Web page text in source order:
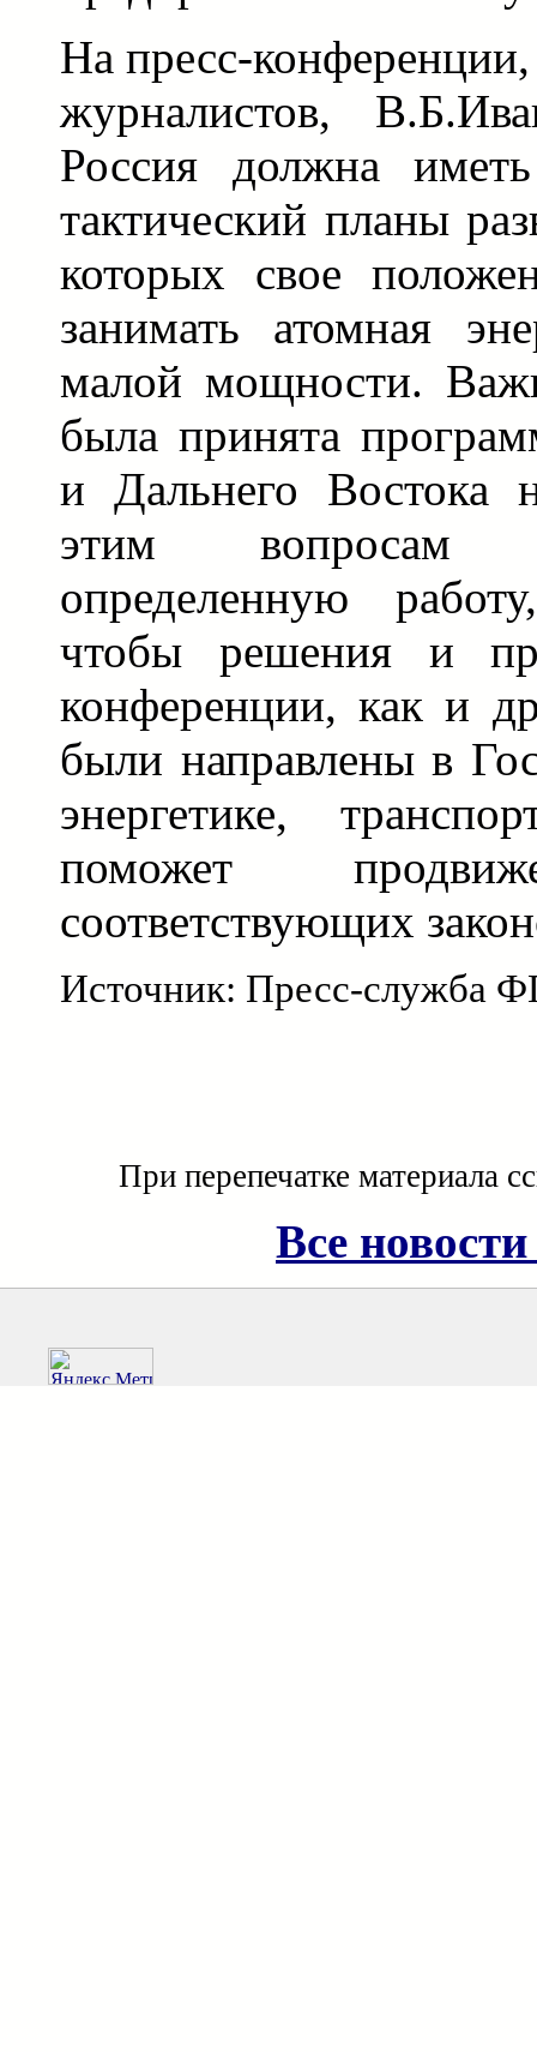
На пресс-
журналистов,
Россия должна
тактический планы
которых свое
занимать атомная
малой мощности.
была принята
и Дальнего Востока
этим вопросам
определенную
чтобы решения и
конференции, как и
были направлены в
энергетике,
поможет
соответствующих
Источник: Пресс-
При перепечатке материала
Все